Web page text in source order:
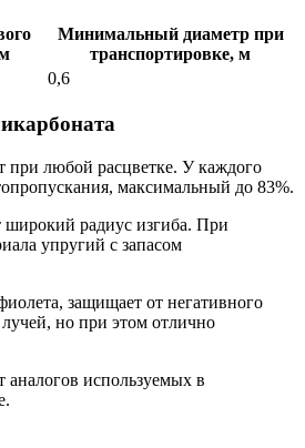
Минимальный диаметр при
транспортировке, м
0,6
при любой расцветке. У каждого
максимальный до 83%.
широкий радиус изгиба. При
упругий с запасом
защищает от негативного
но при этом отлично
аналогов используемых в